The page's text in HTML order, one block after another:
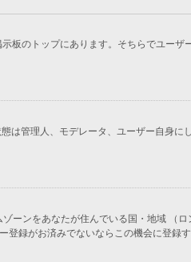
板のトップにあります。そちらでユーザ
は管理人、モデレータ、ユーザー自身に
ーンをあなたが住んでいる国・地域 （ロ
録がお済みでないならこの機会に登録